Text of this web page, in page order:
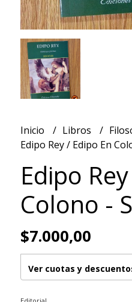
Inicio Libros
Edipo Rey / Edipo En
Edipo
Colono -
$7.000,00
Ver cuotas y